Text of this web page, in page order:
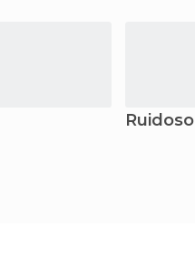
Ruidoso